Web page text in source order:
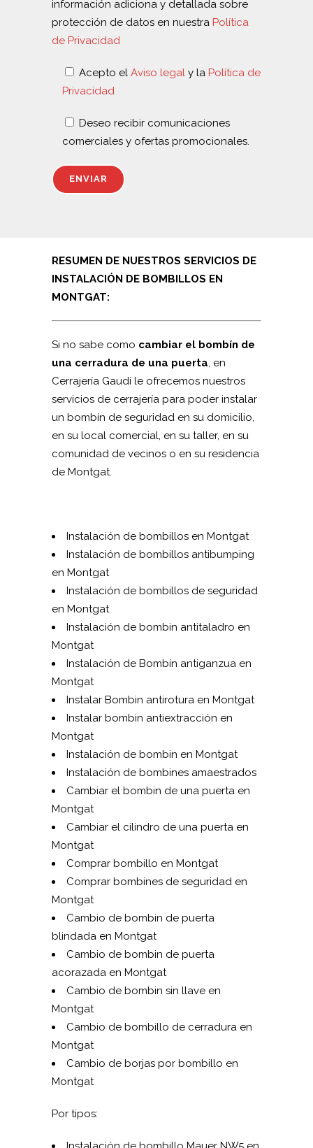
información adiciona y detallada sobre
protección de datos en nuestra Política
de Privacidad
Acepto el Aviso legal y la Política de
Privacidad
Deseo recibir comunicaciones
comerciales y ofertas promocionales.
RESUMEN DE NUESTROS SERVICIOS DE
INSTALACIÓN DE BOMBILLOS EN
MONTGAT:
Si no sabe como cambiar el bombín de
una cerradura de una puerta, en
Cerrajería Gaudí le ofrecemos nuestros
servicios de cerrajería para poder instalar
un bombín de seguridad en su domicilio,
en su local comercial, en su taller, en su
comunidad de vecinos o en su residencia
de Montgat.
Instalación de bombillos en Montgat
Instalación de bombillos antibumping
en Montgat
Instalación de bombillos de seguridad
en Montgat
Instalación de bombin antitaladro en
Montgat
Instalación de Bombín antiganzua en
Montgat
Instalar Bombin antirotura en Montgat
Instalar bombin antiextracción en
Montgat
Instalación de bombin en Montgat
Instalación de bombines amaestrados
Cambiar el bombin de una puerta en
Montgat
Cambiar el cilindro de una puerta en
Montgat
Comprar bombillo en Montgat
Comprar bombines de seguridad en
Montgat
Cambio de bombin de puerta
blindada en Montgat
Cambio de bombin de puerta
acorazada en Montgat
Cambio de bombin sin llave en
Montgat
Cambio de bombillo de cerradura en
Montgat
Cambio de borjas por bombillo en
Montgat
Por tipos: